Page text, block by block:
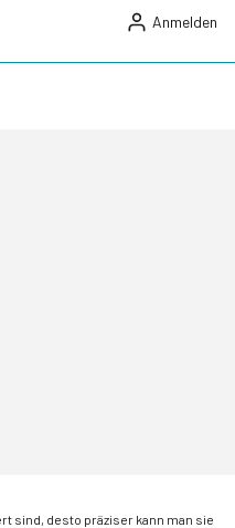
Anmelden
sind, desto präziser kann man sie